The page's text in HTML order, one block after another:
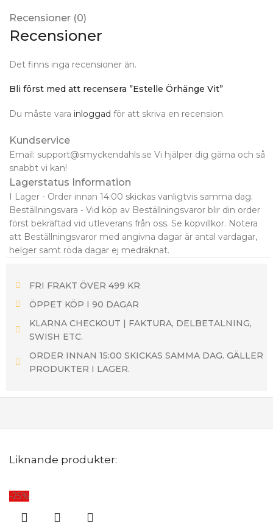
Recensioner (0)
Recensioner
Det finns inga recensioner än.
Bli först med att recensera ”Estelle Örhänge Vit”
Du måste vara inloggad för att skriva en recension.
Kundservice
Email: support@smyckendahls.se Vi hjälper dig gärna och så
snabbt vi kan!
Lagerstatus Information
I Lager - Order innan 14:00 skickas vanligtvis samma dag.
Beställningsvara - Vid köp av Beställningsvaror blir din order
först bekräftad vid utleverans från oss. Se köpvillkor. Notera
att Beställningsvaror med angivna dagar är antal vardagar,
helger samt röda dagar ej medräknat.
FRI FRAKT ÖVER 499 KR
ÖPPET KÖP I 90 DAGAR
KLARNA CHECKOUT | FAKTURA, DELBETALNING,
SWISH ETC.
ORDER INNAN 15:00 SKICKAS SAMMA DAG. GÄLLER
PRODUKTER I LAGER.
Liknande produkter:
-25%